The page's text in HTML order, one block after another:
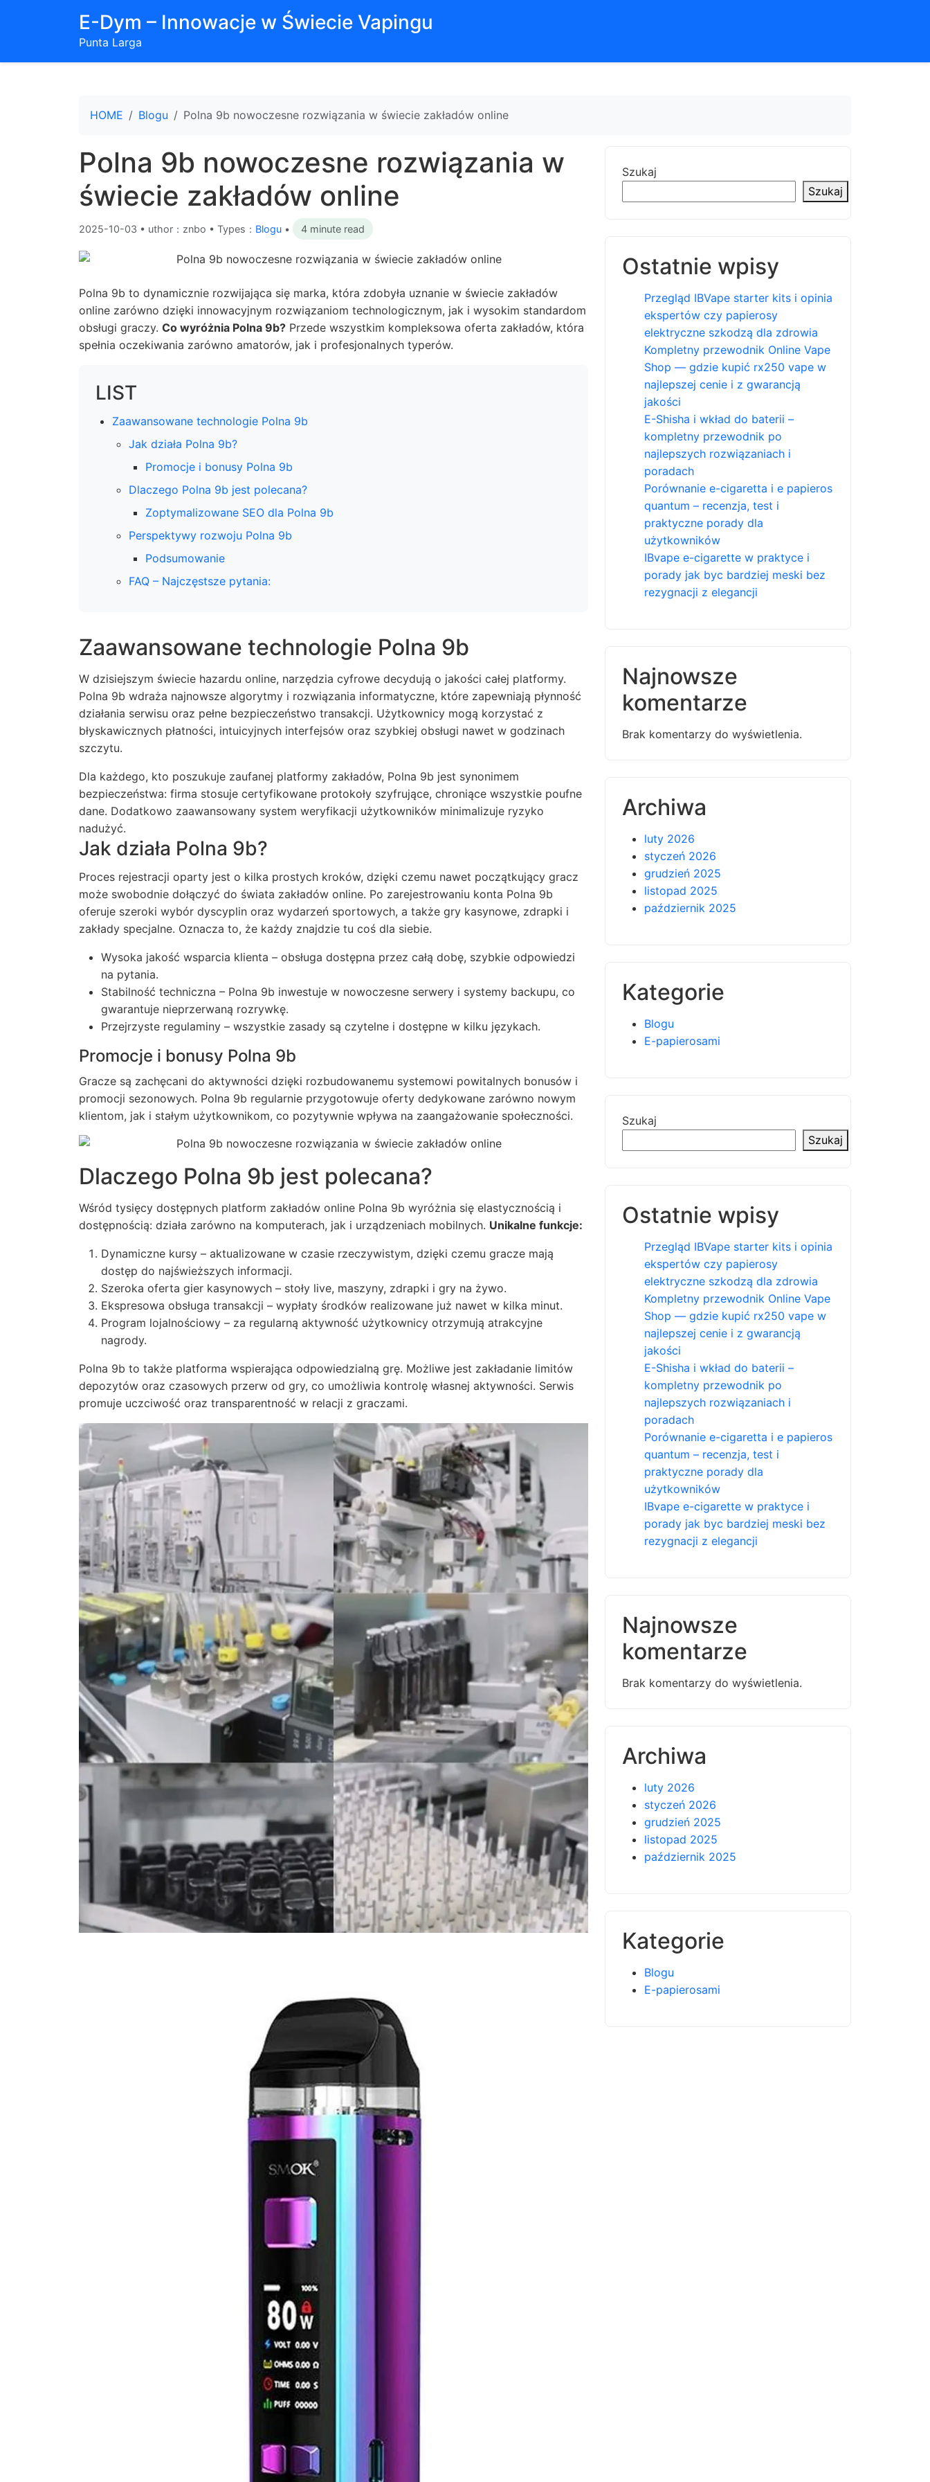
E-Dym – Innowacje w Świecie Vapingu
Punta Larga
HOME Blogu Polna 9b nowoczesne rozwiązania w świecie zakładów online
Polna 9b nowoczesne rozwiązania w
świecie zakładów online
2025-10-03 • uthor：znbo • Types： Blogu • 4 minute read
Polna 9b to dynamicznie rozwijająca się marka, która zdobyła uznanie w świecie zakładów
online zarówno dzięki innowacyjnym rozwiązaniom technologicznym, jak i wysokim standardom
obsługi graczy. Co wyróżnia Polna 9b? Przede wszystkim kompleksowa oferta zakładów, która
spełnia oczekiwania zarówno amatorów, jak i profesjonalnych typerów.
LIST
Zaawansowane technologie Polna 9b
Jak działa Polna 9b?
Promocje i bonusy Polna 9b
Dlaczego Polna 9b jest polecana?
Zoptymalizowane SEO dla Polna 9b
Perspektywy rozwoju Polna 9b
Podsumowanie
FAQ – Najczęstsze pytania:
Zaawansowane technologie Polna 9b
W dzisiejszym świecie hazardu online, narzędzia cyfrowe decydują o jakości całej platformy.
Polna 9b wdraża najnowsze algorytmy i rozwiązania informatyczne, które zapewniają płynność
działania serwisu oraz pełne bezpieczeństwo transakcji. Użytkownicy mogą korzystać z
błyskawicznych płatności, intuicyjnych interfejsów oraz szybkiej obsługi nawet w godzinach
szczytu.
Dla każdego, kto poszukuje zaufanej platformy zakładów, Polna 9b jest synonimem
bezpieczeństwa: firma stosuje certyfikowane protokoły szyfrujące, chroniące wszystkie poufne
dane. Dodatkowo zaawansowany system weryfikacji użytkowników minimalizuje ryzyko
nadużyć.
Jak działa Polna 9b?
Proces rejestracji oparty jest o kilka prostych kroków, dzięki czemu nawet początkujący gracz
może swobodnie dołączyć do świata zakładów online. Po zarejestrowaniu konta Polna 9b
oferuje szeroki wybór dyscyplin oraz wydarzeń sportowych, a także gry kasynowe, zdrapki i
zakłady specjalne. Oznacza to, że każdy znajdzie tu coś dla siebie.
Wysoka jakość wsparcia klienta – obsługa dostępna przez całą dobę, szybkie odpowiedzi
na pytania.
Stabilność techniczna – Polna 9b inwestuje w nowoczesne serwery i systemy backupu, co
gwarantuje nieprzerwaną rozrywkę.
Przejrzyste regulaminy – wszystkie zasady są czytelne i dostępne w kilku językach.
Promocje i bonusy Polna 9b
Gracze są zachęcani do aktywności dzięki rozbudowanemu systemowi powitalnych bonusów i
promocji sezonowych. Polna 9b regularnie przygotowuje oferty dedykowane zarówno nowym
klientom, jak i stałym użytkownikom, co pozytywnie wpływa na zaangażowanie społeczności.
Dlaczego Polna 9b jest polecana?
Wśród tysięcy dostępnych platform zakładów online Polna 9b wyróżnia się elastycznością i
dostępnością: działa zarówno na komputerach, jak i urządzeniach mobilnych. Unikalne funkcje:
Dynamiczne kursy – aktualizowane w czasie rzeczywistym, dzięki czemu gracze mają
dostęp do najświeższych informacji.
Szeroka oferta gier kasynowych – stoły live, maszyny, zdrapki i gry na żywo.
Ekspresowa obsługa transakcji – wypłaty środków realizowane już nawet w kilka minut.
Program lojalnościowy – za regularną aktywność użytkownicy otrzymują atrakcyjne
nagrody.
Polna 9b to także platforma wspierająca odpowiedzialną grę. Możliwe jest zakładanie limitów
depozytów oraz czasowych przerw od gry, co umożliwia kontrolę własnej aktywności. Serwis
promuje uczciwość oraz transparentność w relacji z graczami.
Szukaj
Szukaj
Ostatnie wpisy
Przegląd IBVape starter kits i opinia
ekspertów czy papierosy
elektryczne szkodzą dla zdrowia
Kompletny przewodnik Online Vape
Shop — gdzie kupić rx250 vape w
najlepszej cenie i z gwarancją
jakości
E-Shisha i wkład do baterii –
kompletny przewodnik po
najlepszych rozwiązaniach i
poradach
Porównanie e-cigaretta i e papieros
quantum – recenzja, test i
praktyczne porady dla
użytkowników
IBvape e-cigarette w praktyce i
porady jak byc bardziej meski bez
rezygnacji z elegancji
Najnowsze
komentarze
Brak komentarzy do wyświetlenia.
Archiwa
luty 2026
styczeń 2026
grudzień 2025
listopad 2025
październik 2025
Kategorie
Blogu
E-papierosami
Szukaj
Szukaj
Ostatnie wpisy
Przegląd IBVape starter kits i opinia
ekspertów czy papierosy
elektryczne szkodzą dla zdrowia
Kompletny przewodnik Online Vape
Shop — gdzie kupić rx250 vape w
najlepszej cenie i z gwarancją
jakości
E-Shisha i wkład do baterii –
kompletny przewodnik po
najlepszych rozwiązaniach i
poradach
Porównanie e-cigaretta i e papieros
quantum – recenzja, test i
praktyczne porady dla
użytkowników
IBvape e-cigarette w praktyce i
porady jak byc bardziej meski bez
rezygnacji z elegancji
Najnowsze
komentarze
Brak komentarzy do wyświetlenia.
Archiwa
luty 2026
styczeń 2026
grudzień 2025
listopad 2025
październik 2025
Kategorie
Blogu
E-papierosami